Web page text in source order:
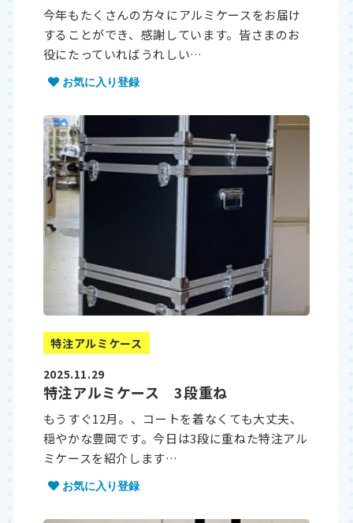
今年もたくさんの方々にアルミケースをお届け
することができ、感謝しています。皆さまのお
役にたっていればうれしい…
お気に入り登録
特注アルミケース
2025.11.29
特注アルミケース 3段重ね
もうすぐ12月。、コートを着なくても大丈夫、
穏やかな豊岡です。今日は3段に重ねた特注アル
ミケースを紹介します…
お気に入り登録